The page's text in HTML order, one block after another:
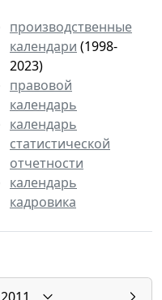
производственные
календари (1998-
2023)
правовой
календарь
календарь
статистической
отчетности
календарь
кадровика